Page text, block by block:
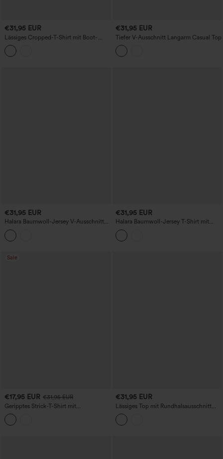
€31,95 EUR
Lässiges Cropped-T-Shirt mit Boot-
Ausschnitt, kurzen Ärmeln, integriertem
BH und Raffung
€31,95 EUR
Tiefer V-Ausschnitt Langarm Casual Top
€31,95 EUR
Halara Baumwoll-Jersey V-Ausschnitt
Kurzarm-T-Shirt mit integriertem Push-
up-BH, gerafft, lässig
€31,95 EUR
Halara Baumwoll-Jersey T-Shirt mit
Rundhalsausschnitt, kurzen Ärmeln,
Raffung und integriertem BH
Sale
€17,95 EUR €31,95 EUR
Geripptes Strick-T-Shirt mit
Rundhalsausschnitt, langen Ärmeln,
Daumenlöchern und Cut-out-Details –
lässig
€31,95 EUR
Lässiges Top mit Rundhalsausschnitt
und Puffärmeln